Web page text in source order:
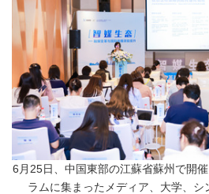
6月25日、中国東部の江蘇省蘇州で開
ラムに集まったメディア、大学、シ